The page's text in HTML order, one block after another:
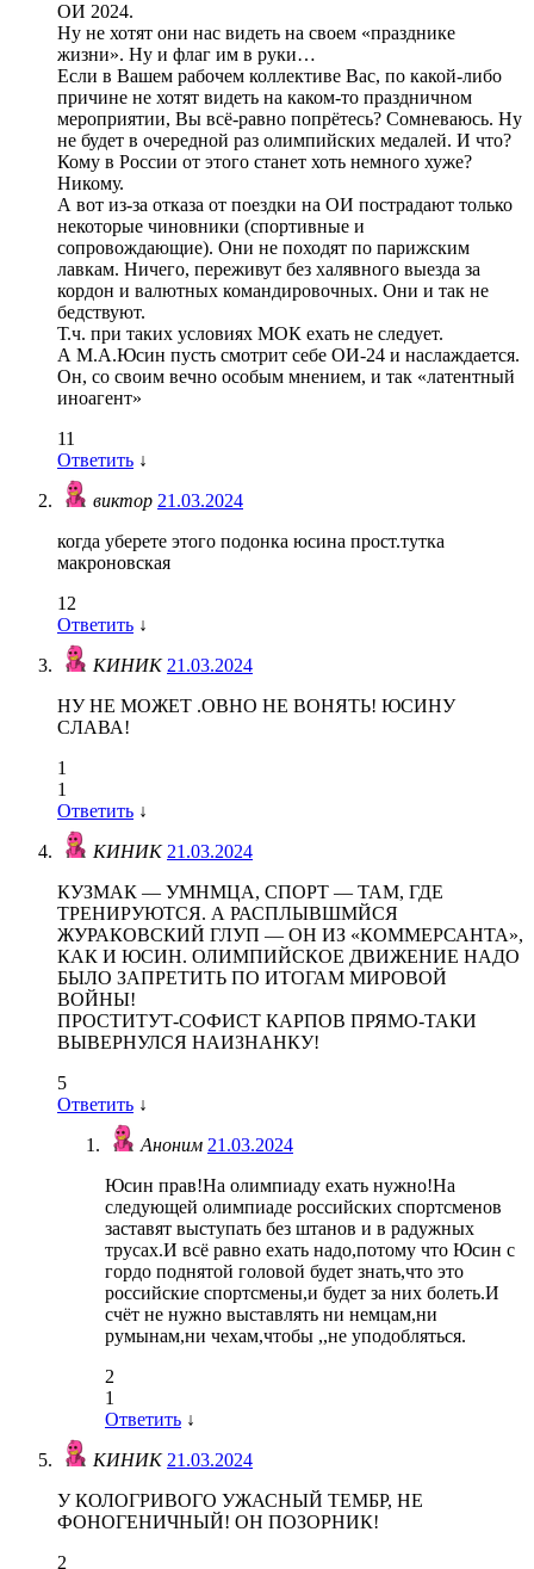
ОИ 2024.
Ну не хотят они нас видеть на своем «празднике
жизни». Ну и флаг им в руки…
Если в Вашем рабочем коллективе Вас, по какой-либо
причине не хотят видеть на каком-то праздничном
мероприятии, Вы всё-равно попрётесь? Сомневаюсь. Ну
не будет в очередной раз олимпийских медалей. И что?
Кому в России от этого станет хоть немного хуже?
Никому.
А вот из-за отказа от поездки на ОИ пострадают только
некоторые чиновники (спортивные и
сопровождающие). Они не походят по парижским
лавкам. Ничего, переживут без халявного выезда за
кордон и валютных командировочных. Они и так не
бедствуют.
Т.ч. при таких условиях МОК ехать не следует.
А М.А.Юсин пусть смотрит себе ОИ-24 и наслаждается.
Он, со своим вечно особым мнением, и так «латентный
иноагент»
11
Ответить ↓
виктор 21.03.2024
когда уберете этого подонка юсина прост.тутка
макроновская
12
Ответить ↓
КИНИК21.03.2024
НУ НЕ МОЖЕТ .ОВНО НЕ ВОНЯТЬ! ЮСИНУ
СЛАВА!
1
1
Ответить ↓
КИНИК21.03.2024
КУЗМАК — УМНМЦА, СПОРТ — ТАМ, ГДЕ
ТРЕНИРУЮТСЯ. А РАСПЛЫВШМЙСЯ
ЖУРАКОВСКИЙ ГЛУП — ОН ИЗ «КОММЕРСАНТА»,
КАК И ЮСИН. ОЛИМПИЙСКОЕ ДВИЖЕНИЕ НАДО
БЫЛО ЗАПРЕТИТЬ ПО ИТОГАМ МИРОВОЙ
ВОЙНЫ!
ПРОСТИТУТ-СОФИСТ КАРПОВ ПРЯМО-ТАКИ
ВЫВЕРНУЛСЯ НАИЗНАНКУ!
5
Ответить ↓
Аноним 21.03.2024
Юсин прав!На олимпиаду ехать нужно!На
следующей олимпиаде российских спортсменов
заставят выступать без штанов и в радужных
трусах.И всё равно ехать надо,потому что Юсин с
гордо поднятой головой будет знать,что это
российские спортсмены,и будет за них болеть.И
счёт не нужно выставлять ни немцам,ни
румынам,ни чехам,чтобы ,,не уподобляться.
2
1
Ответить ↓
КИНИК21.03.2024
У КОЛОГРИВОГО УЖАСНЫЙ ТЕМБР, НЕ
ФОНОГЕНИЧНЫЙ! ОН ПОЗОРНИК!
2